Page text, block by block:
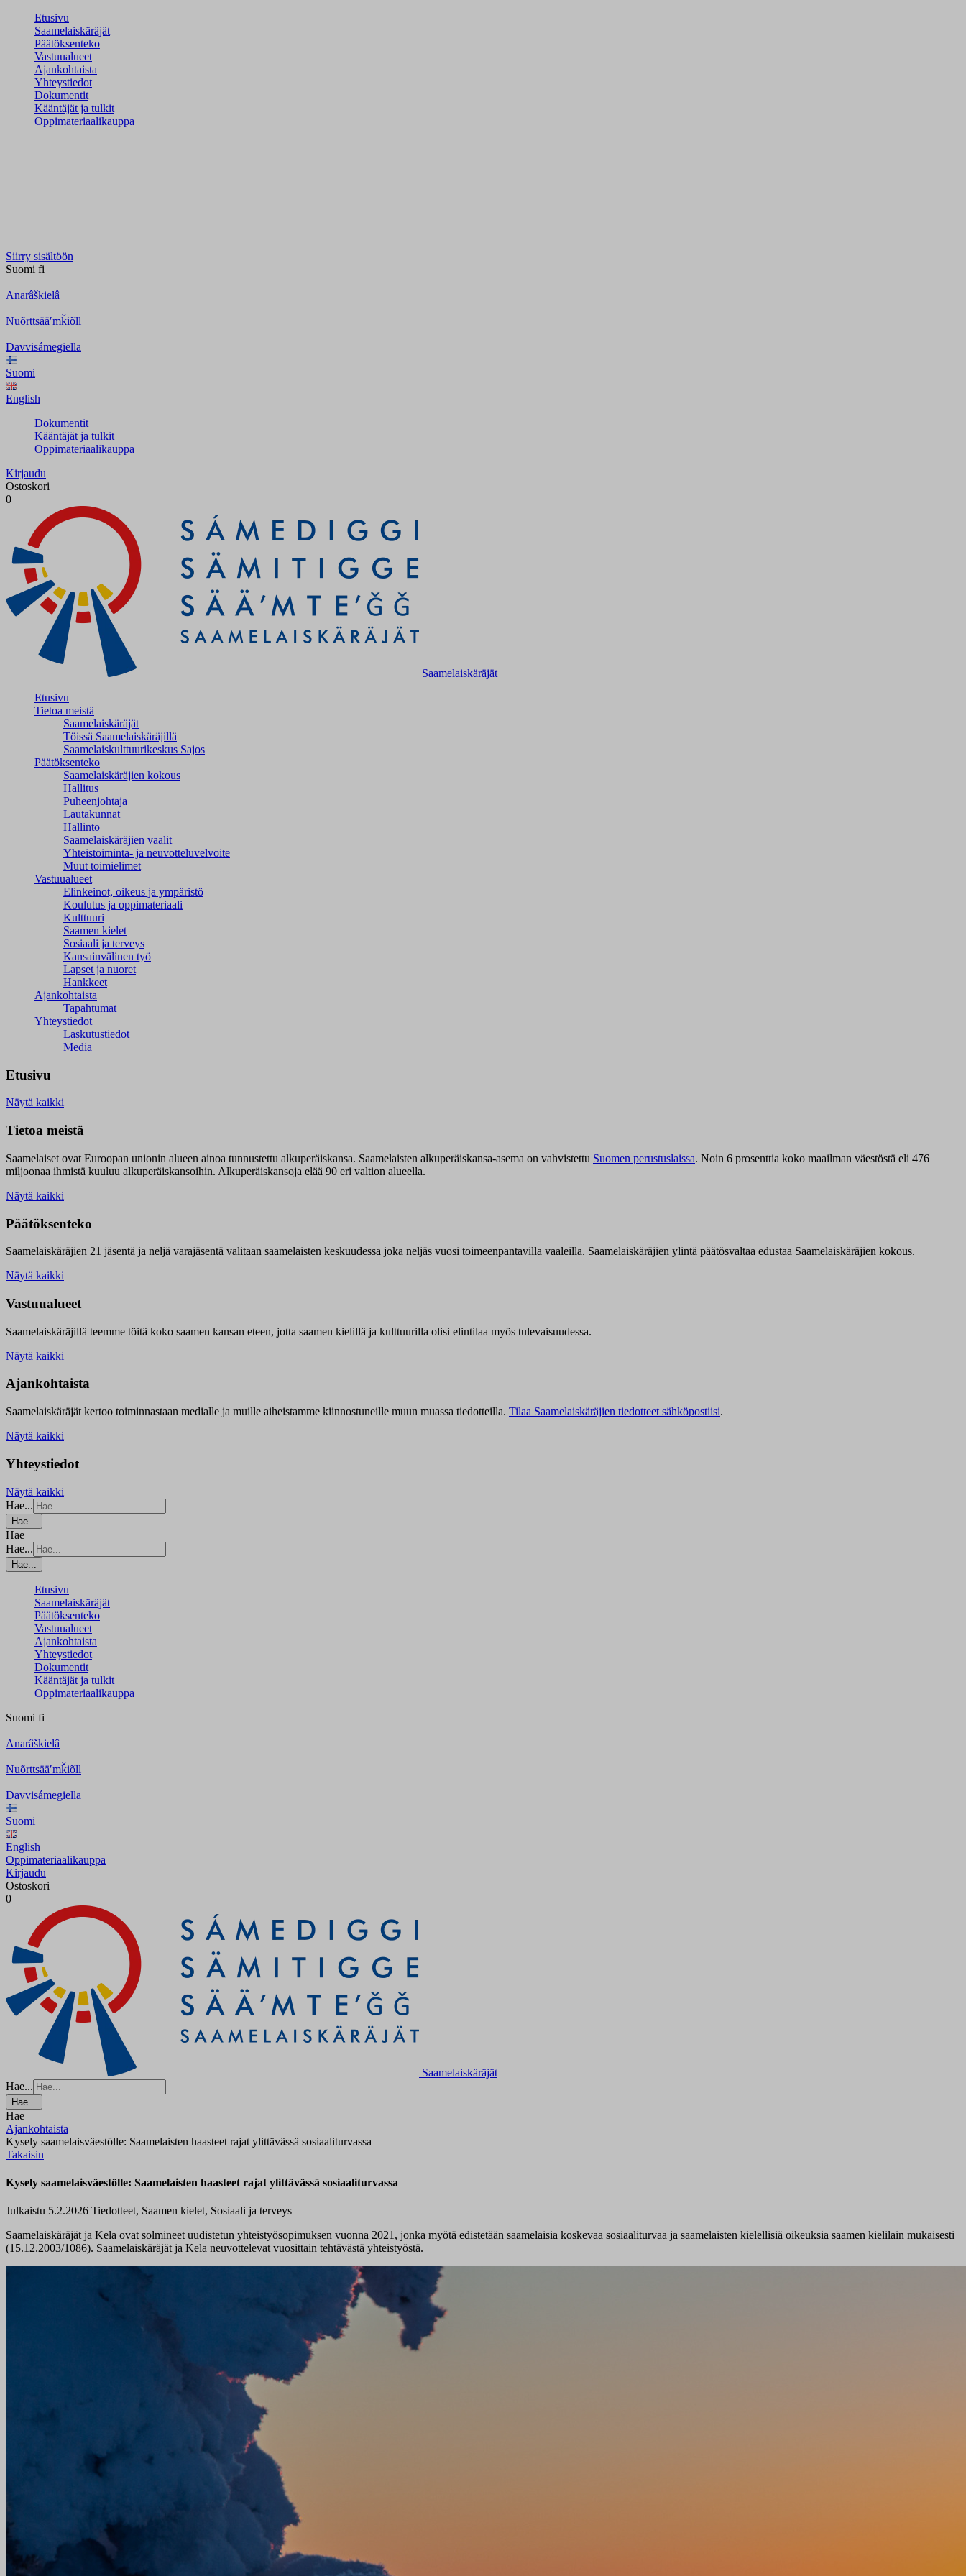
Etusivu
Saamelaiskäräjät
Päätöksenteko
Vastuualueet
Ajankohtaista
Yhteystiedot
Dokumentit
Kääntäjät ja tulkit
Oppimateriaalikauppa
Siirry sisältöön
Suomi fi
Anarâškielâ
Nuõrttsääʹmǩiõll
Davvisámegiella
Suomi
English
Dokumentit
Kääntäjät ja tulkit
Oppimateriaalikauppa
Kirjaudu
Ostoskori
0
Saamelaiskäräjät
Etusivu
Tietoa meistä
Saamelaiskäräjät
Töissä Saamelaiskäräjillä
Saamelaiskulttuuri­keskus Sajos
Päätöksenteko
Saamelaiskäräjien kokous
Hallitus
Puheenjohtaja
Lautakunnat
Hallinto
Saamelaiskäräjien vaalit
Yhteistoiminta- ja neuvotteluvelvoite
Muut toimielimet
Vastuualueet
Elinkeinot, oikeus ja ympäristö
Koulutus ja oppimateriaali
Kulttuuri
Saamen kielet
Sosiaali ja terveys
Kansainvälinen työ
Lapset ja nuoret
Hankkeet
Ajankohtaista
Tapahtumat
Yhteystiedot
Laskutustiedot
Media
Etusivu
Näytä kaikki
Tietoa meistä
Saamelaiset ovat Euroopan unionin alueen ainoa tunnustettu alkuperäiskansa. Saamelaisten alkuperäiskansa-asema on vahvistettu Suomen perustuslaissa. Noin 6 prosenttia koko maailman väestöstä eli 476
miljoonaa ihmistä kuuluu alkuperäiskansoihin. Alkuperäiskansoja elää 90 eri valtion alueella.
Näytä kaikki
Päätöksenteko
Saamelaiskäräjien 21 jäsentä ja neljä varajäsentä valitaan saamelaisten keskuudessa joka neljäs vuosi toimeenpantavilla vaaleilla. Saamelaiskäräjien ylintä päätösvaltaa edustaa Saamelaiskäräjien kokous.
Näytä kaikki
Vastuualueet
Saamelaiskäräjillä teemme töitä koko saamen kansan eteen, jotta saamen kielillä ja kulttuurilla olisi elintilaa myös tulevaisuudessa.
Näytä kaikki
Ajankohtaista
Saamelaiskäräjät kertoo toiminnastaan medialle ja muille aiheistamme kiinnostuneille muun muassa tiedotteilla. Tilaa Saamelaiskäräjien tiedotteet sähköpostiisi.
Näytä kaikki
Yhteystiedot
Näytä kaikki
Hae...
Hae...
Hae
Hae...
Hae...
Etusivu
Saamelaiskäräjät
Päätöksenteko
Vastuualueet
Ajankohtaista
Yhteystiedot
Dokumentit
Kääntäjät ja tulkit
Oppimateriaalikauppa
Suomi fi
Anarâškielâ
Nuõrttsääʹmǩiõll
Davvisámegiella
Suomi
English
Oppimateriaalikauppa
Kirjaudu
Ostoskori
0
Saamelaiskäräjät
Hae...
Hae...
Hae
Ajankohtaista
Kysely saamelaisväestölle: Saamelaisten haasteet rajat ylittävässä sosiaaliturvassa
Takaisin
Kysely saamelaisväestölle: Saamelaisten haasteet rajat ylittävässä sosiaaliturvassa
Julkaistu 5.2.2026 Tiedotteet, Saamen kielet, Sosiaali ja terveys
Saamelaiskäräjät ja Kela ovat solmineet uudistetun yhteistyösopimuksen vuonna 2021, jonka myötä edistetään saamelaisia koskevaa sosiaaliturvaa ja saamelaisten kielellisiä oikeuksia saamen kielilain mukaisesti
(15.12.2003/1086). Saamelaiskäräjät ja Kela neuvottelevat vuosittain tehtävästä yhteistyöstä.